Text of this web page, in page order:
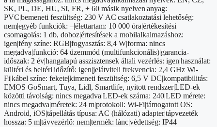
SK, PL, DE, HU, SI, FR, + 60 másik nyelven|anyag:
PVC|bemeneti feszültség: 230 V AC|csatlakoztatási lehetőség:
nem|egyéb funkciók: –|élettartam: 10 000 óra|értékesítési
csomagolás: 1 db, doboz|értesítések a mobilalkalmazáshoz:
igen|fény színe: RGB|fogyasztás: 8,4 W|forma: nincs
megadva|funkció: 64 üzemmód (multifunkcionális)|garancia-
időszak: 2 év|hangalapú asszisztensek általi vezérlés: igen|használat:
kültéri és beltéri|időzítő: igen|jelátviteli frekvencia: 2,4 GHz Wi-
Fi|kábel színe: fekete|kimeneti feszültség: 6,5 V DC|kompatibilitás:
EMOS GoSmart, Tuya, Lidl, Smartlife, nyitott rendszer|LED-ek
közötti távolság: nincs megadva|LED-ek száma: 240|LED mérete:
nincs megadva|méretek: 24 m|protokoll: Wi-Fi|támogatott OS:
Android, iOS|tápellátás típusa: AC (hálózati) adapter|tápvezeték
hossza: 5 m|távvezérlő: nem|termék: lánc|védettség: IP44